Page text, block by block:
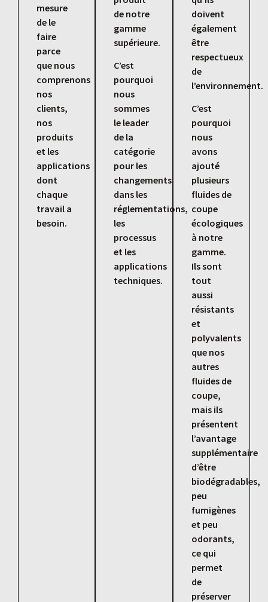
mesure
de le
faire
parce
que nous
comprenons
nos
clients,
nos
produits
et les
applications
dont
chaque
travail a
besoin.
de notre
gamme
supérieure.
C’est
pourquoi
nous
sommes
le leader
de la
catégorie
pour les
changements
dans les
réglementations,
les
processus
et les
applications
techniques.
doivent
également
être
respectueux
de
l’environnement.
C’est
pourquoi
nous
avons
ajouté
plusieurs
fluides de
coupe
écologiques
à notre
gamme.
Ils sont
tout
aussi
résistants
et
polyvalents
que nos
autres
fluides de
coupe,
mais ils
présentent
l’avantage
supplémentaire
d’être
biodégradables,
peu
fumigènes
et peu
odorants,
ce qui
permet
de
préserver